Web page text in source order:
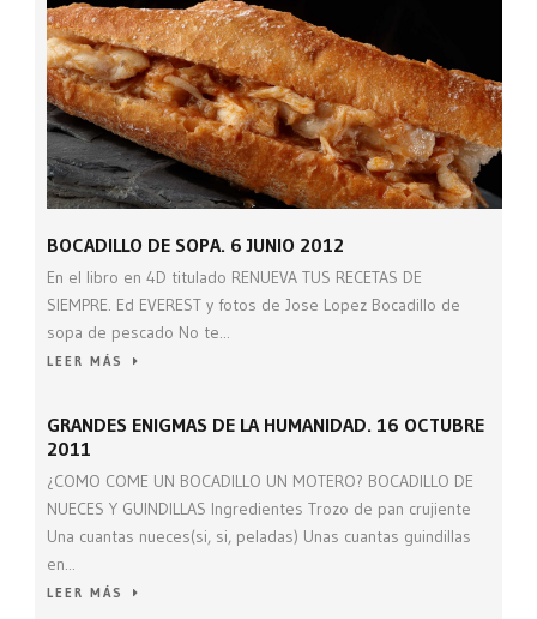
BOCADILLO DE SOPA. 6 JUNIO 2012
En el libro en 4D titulado RENUEVA TUS RECETAS DE
SIEMPRE. Ed EVEREST y fotos de Jose Lopez Bocadillo de
sopa de pescado No te...
LEER MÁS
GRANDES ENIGMAS DE LA HUMANIDAD. 16 OCTUBRE
2011
¿COMO COME UN BOCADILLO UN MOTERO? BOCADILLO DE
NUECES Y GUINDILLAS Ingredientes Trozo de pan crujiente
Una cuantas nueces(si, si, peladas) Unas cuantas guindillas
en...
LEER MÁS